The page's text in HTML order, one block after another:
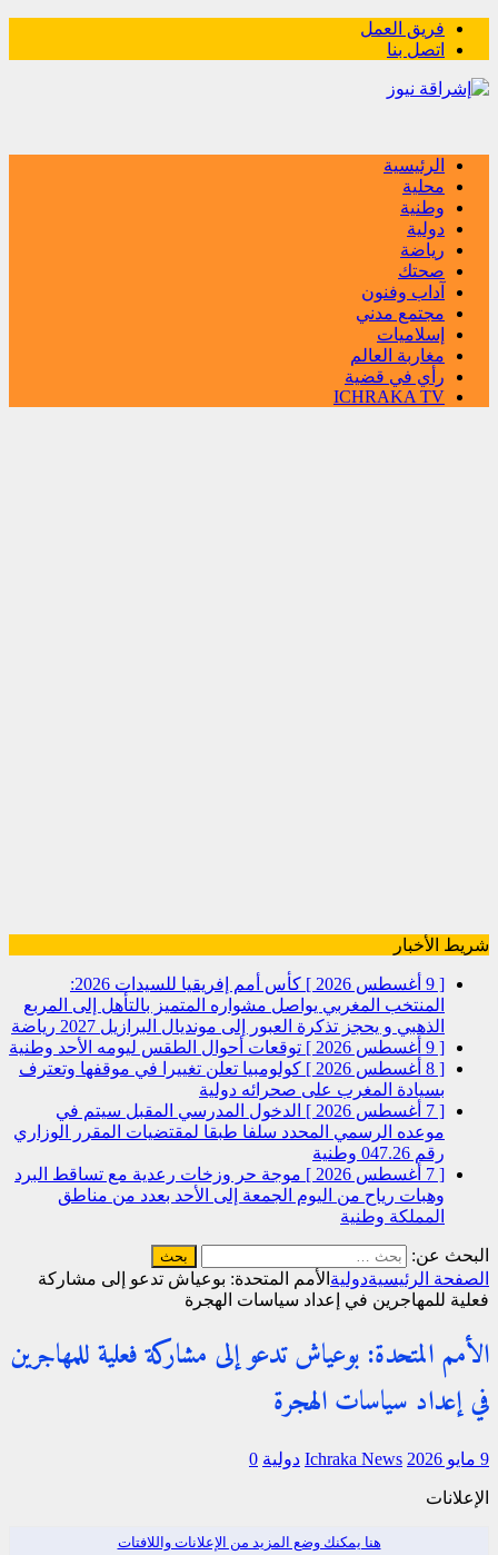
فريق العمل
اتصل بنا
الرئيسية
محلية
وطنية
دولية
رياضة
صحتك
آداب وفنون
مجتمع مدني
إسلاميات
مغاربة العالم
رأي في قضية
ICHRAKA TV
شريط الأخبار
[ 9 أغسطس 2026 ]
كأس أمم إفريقيا للسيدات 2026:
المنتخب المغربي يواصل مشواره المتميز بالتأهل إلى المربع
الذهبي و يحجز تذكرة العبور إلى مونديال البرازيل 2027
رياضة
[ 9 أغسطس 2026 ]
توقعات أحوال الطقس ليومه الأحد وطنية
[ 8 أغسطس 2026 ]
كولومبيا تعلن تغييرا في موقفها وتعترف
بسيادة المغرب على صحرائه دولية
[ 7 أغسطس 2026 ]
الدخول المدرسي المقبل سیتم في
موعده الرسمي المحدد سلفا طبقا لمقتضیات المقرر الوزاري
رقم 047.26
وطنية
[ 7 أغسطس 2026 ]
موجة حر وزخات رعدية مع تساقط البرد
وهبات رياح من اليوم الجمعة إلى الأحد بعدد من مناطق
المملكة وطنية
البحث عن:
الصفحة الرئيسيةدولية الأمم المتحدة: بوعياش تدعو إلى مشاركة
فعلية للمهاجرين في إعداد سياسات الهجرة
الأمم المتحدة: بوعياش تدعو إلى مشاركة فعلية للمهاجرين
في إعداد سياسات الهجرة
9 مايو 2026 Ichraka News دولية 0
الإعلانات
هنا يمكنك وضع المزيد من الإعلانات واللافتات